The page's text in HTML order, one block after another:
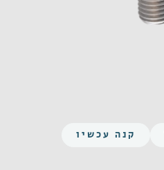
קנה עכשיו